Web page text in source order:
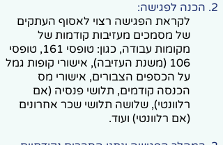
2. הכנה לפגישה:
לקראת הפגישה רצוי לאסוף העתקים
של מסמכים מעזיבות קודמות של
מקומות עבודה, כגון: טופסי 161, טופסי
106 (משנת העזיבה), אישורי קופות גמל
על הכספים הצבורים, אישורי מס
הכנסה קודמים, תלושי פנסיה (אם
רלוונטי), שלושה תלושי שכר אחרונים
(אם רלוונטי) ועוד.